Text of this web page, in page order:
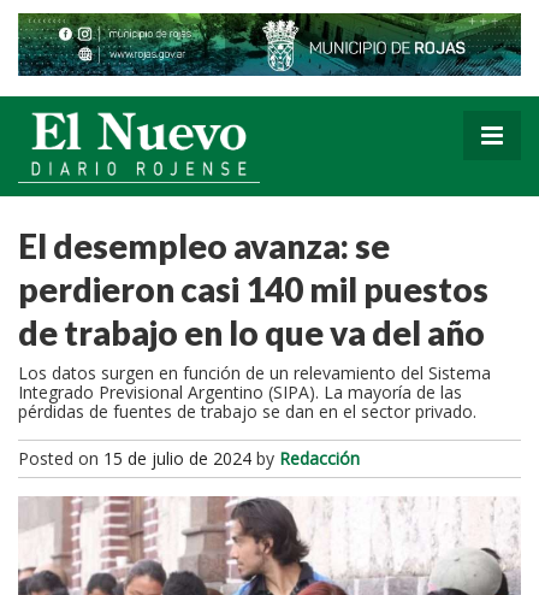
El desempleo avanza: se
perdieron casi 140 mil puestos
de trabajo en lo que va del año
Los datos surgen en función de un relevamiento del Sistema
Integrado Previsional Argentino (SIPA). La mayoría de las
pérdidas de fuentes de trabajo se dan en el sector privado.
Posted on 15 de julio de 2024 by Redacción